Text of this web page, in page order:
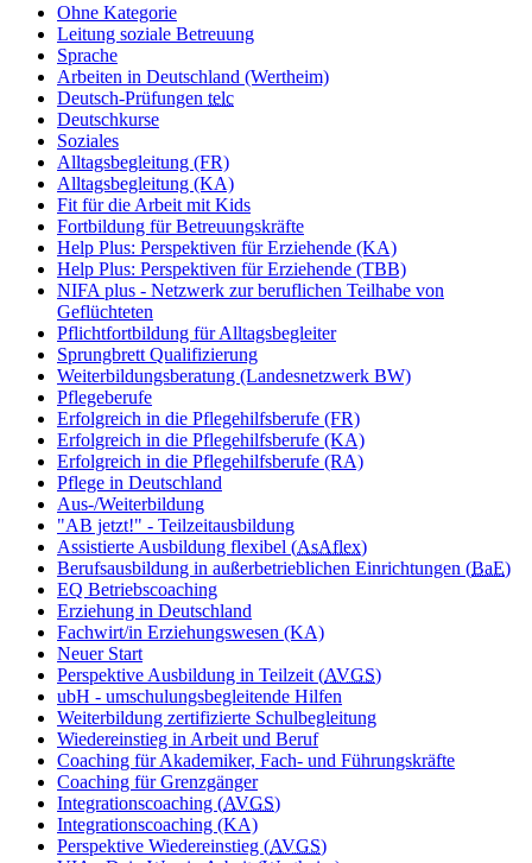
Ohne Kategorie
Leitung soziale Betreuung
Sprache
Arbeiten in Deutschland (Wertheim)
Deutsch-Prüfungen telc
Deutschkurse
Soziales
Alltagsbegleitung (FR)
Alltagsbegleitung (KA)
Fit für die Arbeit mit Kids
Fortbildung für Betreuungskräfte
Help Plus: Perspektiven für Erziehende (KA)
Help Plus: Perspektiven für Erziehende (TBB)
NIFA plus - Netzwerk zur beruflichen Teilhabe von
Geflüchteten
Pflichtfortbildung für Alltagsbegleiter
Sprungbrett Qualifizierung
Weiterbildungsberatung (Landesnetzwerk BW)
Pflegeberufe
Erfolgreich in die Pflegehilfsberufe (FR)
Erfolgreich in die Pflegehilfsberufe (KA)
Erfolgreich in die Pflegehilfsberufe (RA)
Pflege in Deutschland
Aus-/Weiterbildung
"AB jetzt!" - Teilzeitausbildung
Assistierte Ausbildung flexibel (AsAflex)
Berufsausbildung in außerbetrieblichen Einrichtungen (BaE)
EQ Betriebscoaching
Erziehung in Deutschland
Fachwirt/in Erziehungswesen (KA)
Neuer Start
Perspektive Ausbildung in Teilzeit (AVGS)
ubH - umschulungsbegleitende Hilfen
Weiterbildung zertifizierte Schulbegleitung
Wiedereinstieg in Arbeit und Beruf
Coaching für Akademiker, Fach- und Führungskräfte
Coaching für Grenzgänger
Integrationscoaching (AVGS)
Integrationscoaching (KA)
Perspektive Wiedereinstieg (AVGS)